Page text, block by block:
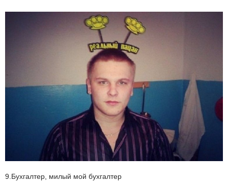
9.Бухгалтер, милый мой бухгалтер